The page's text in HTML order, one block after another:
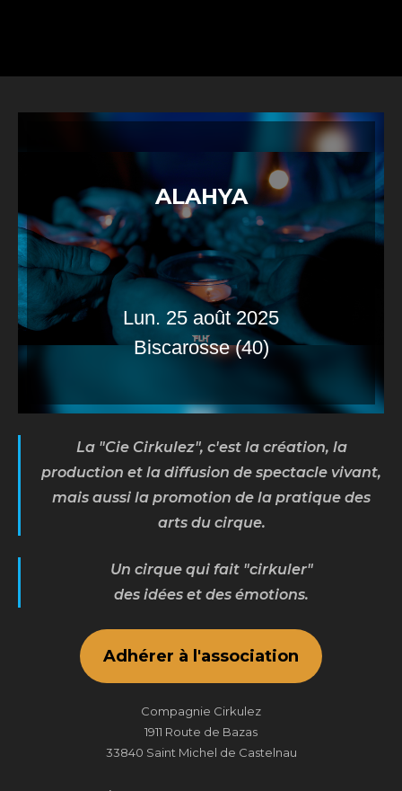
ALAHYA
Lun. 25 août 2025
Biscarosse (40)
La "Cie Cirkulez", c'est la création, la
production et la diffusion de spectacle vivant,
mais aussi la promotion de la pratique des
arts du cirque.
Un cirque qui fait "cirkuler"
des idées et des émotions.
Adhérer à l'association
Compagnie Cirkulez
1911 Route de Bazas
33840 Saint Michel de Castelnau